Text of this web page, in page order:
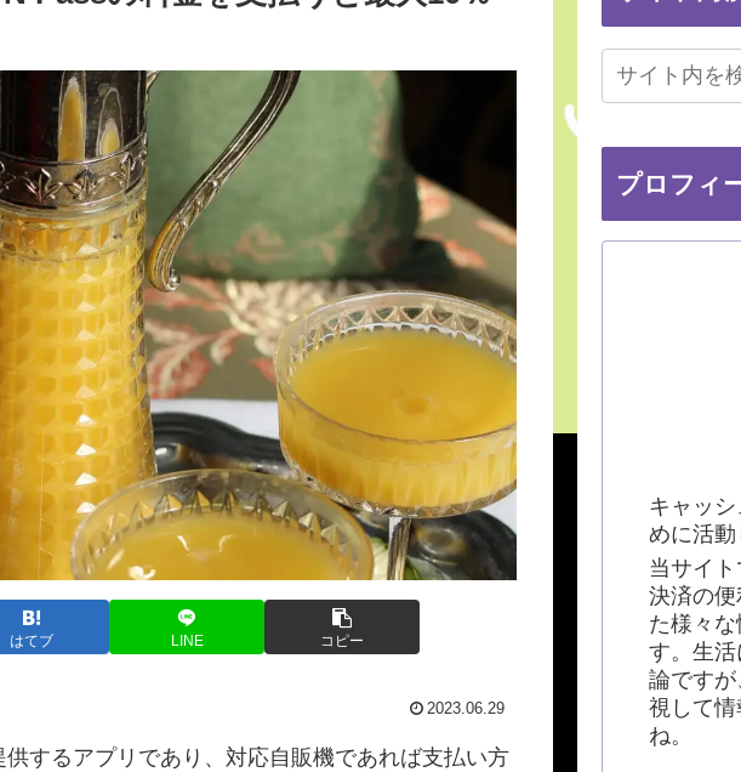
はてブ LINE コピー
2023.06.29
するアプリであり、対応自販機であれば支払い方
プロフィ
キャッ
めに活動
当サイ
決済の便
た様々
す。生
論です
視して
ね。